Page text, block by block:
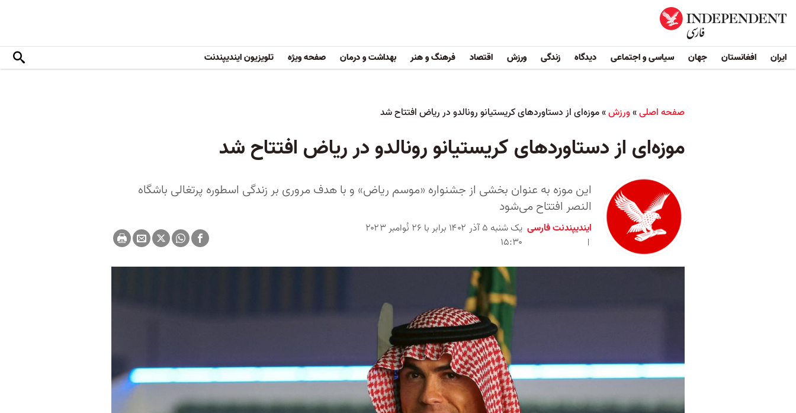
ایران افغانستان جهان سیاسی و اجتماعی دیدگاه زندگی ورزش اقتصاد فرهنگ و هنر بهداشت و درمان صفحه ویژه تلویزیون ایندیپندنت
صفحه اصلی»ورزش»موزه‌ای از دستاوردهای کریستیانو رونالدو در ریاض افتتاح شد
موزه‌ای از دستاوردهای کریستیانو رونالدو در ریاض افتتاح شد
این موزه به عنوان بخشی از جشنواره «موسم ریاض» و با هدف مروری بر زندگی اسطوره پرتغالی باشگاه
النصر افتتاح می‌شود
ایندیپندنت فارسی
یک شنبه ۵ آذر ۱۴۰۲ برابر با ۲۶ نُوامبر ۲۰۲۳
۱۵:۳۰